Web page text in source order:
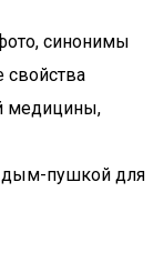
синонимы
свойства
медицины,